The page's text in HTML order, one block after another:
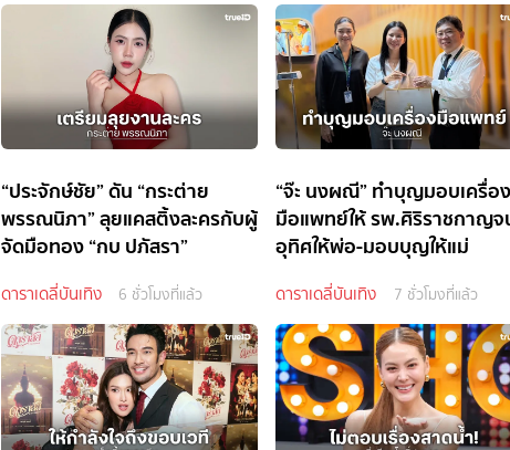
“ประจักษ์ชัย” ดัน “กระต่าย
พรรณนิภา” ลุยแคสติ้งละครกับผู้
จัดมือทอง “กบ ปภัสรา”
ดาราเดลี่บันเทิง 6 ชั่วโมงที่แล้ว
“จ๊ะ นงผณี” ทำบุญมอบเครื่อง
มือแพทย์ให้ รพ.ศิริราชกาญจ
อุทิศให้พ่อ-มอบบุญให้แม่
ดาราเดลี่บันเทิง 7 ชั่วโมงที่แล้ว